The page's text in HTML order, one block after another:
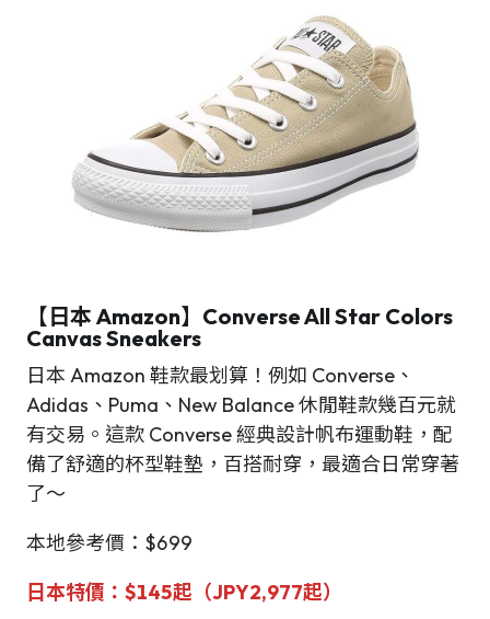
【日本 Amazon】 Converse All Star Colors
Canvas Sneakers
日本 Amazon 鞋款最划算！例如 Converse、
Adidas、Puma、New Balance 休閒鞋款幾百元就
有交易。這款 Converse 經典設計帆布運動鞋，配
備了舒適的杯型鞋墊，百搭耐穿，最適合日常穿著
了～
本地參考價：$699
日本特價 ： $145起（JPY2,977起）